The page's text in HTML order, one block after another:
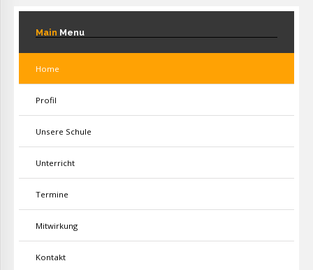
Main Menu
Home
Profil
Unsere Schule
Unterricht
Termine
Mitwirkung
Kontakt